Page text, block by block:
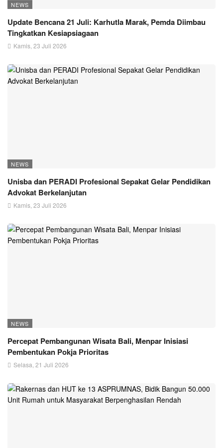
NEWS
Update Bencana 21 Juli: Karhutla Marak, Pemda Diimbau
Tingkatkan Kesiapsiagaan
Kamis, 23 Juli 2026
NEWS
Unisba dan PERADI Profesional Sepakat Gelar Pendidikan
Advokat Berkelanjutan
Kamis, 23 Juli 2026
NEWS
Percepat Pembangunan Wisata Bali, Menpar Inisiasi
Pembentukan Pokja Prioritas
Selasa, 21 Juli 2026